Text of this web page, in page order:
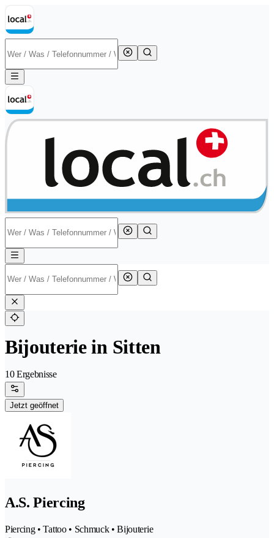
Bijouterie in Sitten
10 Ergebnisse
Jetzt geöffnet
A.S. Piercing
Piercing • Tattoo • Schmuck • Bijouterie